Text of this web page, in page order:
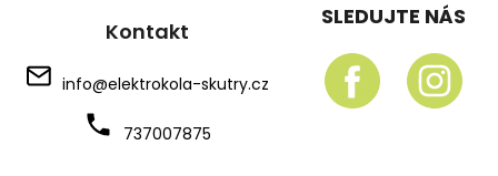
Kontakt
info@elektrokola-skutry.cz
737007875
SLEDUJTE NÁS